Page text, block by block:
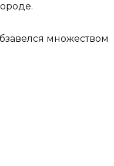
множеством